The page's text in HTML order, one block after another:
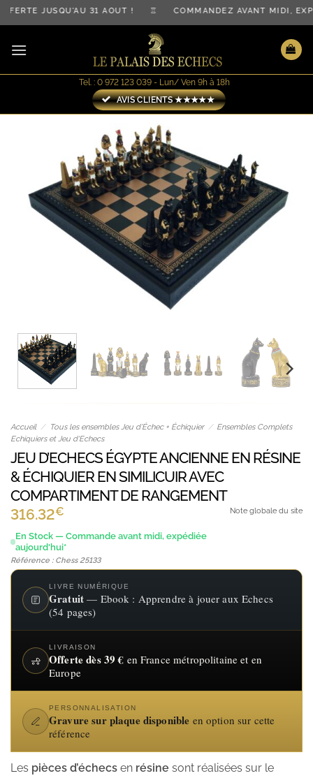
Passer
au
contenu
JUSQU'AU 31 AOÛT ! ♖ COMMANDEZ AVANT MIDI,
Tel. : 0 972 123 039 - Lun/ Ven 9h à 18h
AVIS CLIENTS ★★★★★
Accueil / Tous les ensembles Jeu d’Échec + Échiquier / Ensembles Complets
Echiquiers et Jeu d'Echecs
JEU D’ECHECS ÉGYPTE ANCIENNE EN RÉSINE
& ÉCHIQUIER EN SIMILICUIR AVEC
COMPARTIMENT DE RANGEMENT
316.32€
En Stock — Commande avant midi, expédiée
aujourd'hui*
Référence : Chess 25133
Note globale du site
LIVRE NUMÉRIQUE
Gratuit — Ebook : Apprendre à jouer aux Echecs
(54 pages)
LIVRAISON
Offerte dès 39 € en France métropolitaine et en
Europe
PERSONNALISATION
Gravure sur plaque disponible en option sur cette
référence
Les pièces d’échecs en résine sont réalisées sur le